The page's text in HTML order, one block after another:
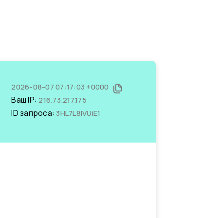
2026-08-07 07:17:03 +0000
Ваш IP:216.73.217.175
ID запроса: 3HL7L8IVUiE1